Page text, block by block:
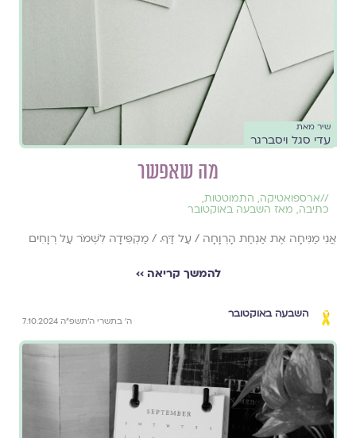
שיר מאת
עדי סגל ויסברגר
מה שאפשר
//ארספואטיקה, התמוטטות,
כתיבה, מאז השבעה באוקטובר
אֲנִי מַנִּיחָה אֶת אַנְחַת הָרְוָחָה / עַל דַּף. / מַקְפִּידָה לִשְׁמֹר עַל רְוָחִים
להמשך קריאה ››
השבעה באוקטובר
ה׳ בתשרי ה׳תשפ״ה 7.10.2024